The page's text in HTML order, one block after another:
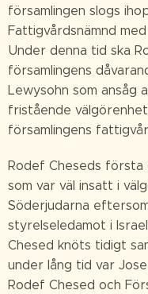
församlingen slogs
Fattigvårdsnämnd
Under denna tid ska
församlingens
Lewysohn som
fristående
församlingens
Rodef Cheseds första
som var väl insatt i
Söderjudarna
styrelseledamot i
Chesed knöts tidigt
under lång tid var
Rodef Chesed och